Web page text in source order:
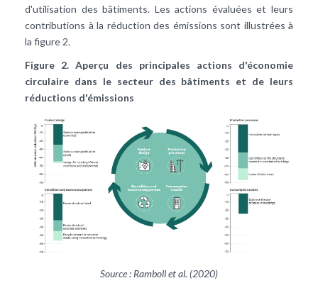
d'utilisation des bâtiments. Les actions évaluées et leurs
contributions à la réduction des émissions sont illustrées à
la figure 2.
Figure 2. Aperçu des principales actions d'économie
circulaire dans le secteur des bâtiments et de leurs
réductions d'émissions
Source : Ramboll et al. (2020)